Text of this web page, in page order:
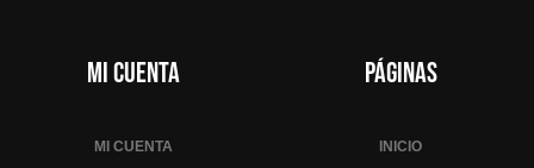
Mi cuenta
MI CUENTA
Páginas
INICIO